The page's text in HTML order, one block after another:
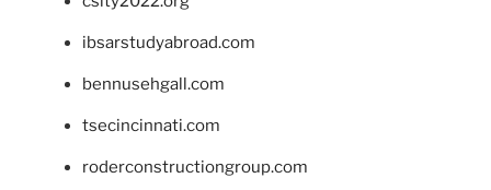
ibsarstudyabroad.com
bennusehgall.com
tsecincinnati.com
roderconstructiongroup.com